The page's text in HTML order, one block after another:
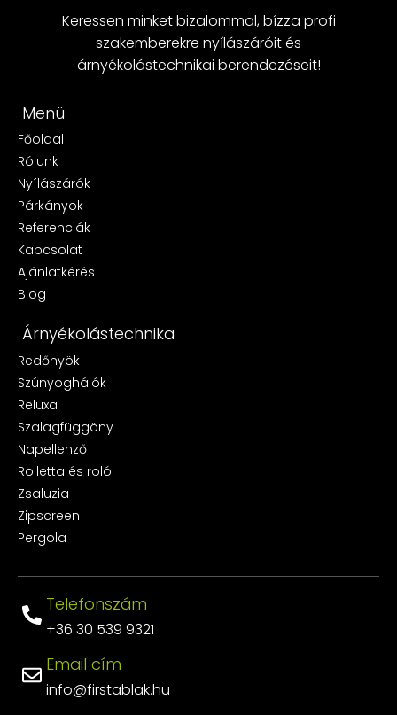
Keressen minket bizalommal, bízza profi
szakemberekre nyílászáróit és
árnyékolástechnikai berendezéseit!
Menü
Főoldal
Rólunk
Nyílászárók
Párkányok
Referenciák
Kapcsolat
Ajánlatkérés
Blog
Árnyékolástechnika
Redőnyök
Szúnyoghálók
Reluxa
Szalagfüggöny
Napellenző
Rolletta és roló
Zsaluzia
Zipscreen
Pergola
+36 30 539 9321
Telefonszám
info@firstablak.hu
Email cím